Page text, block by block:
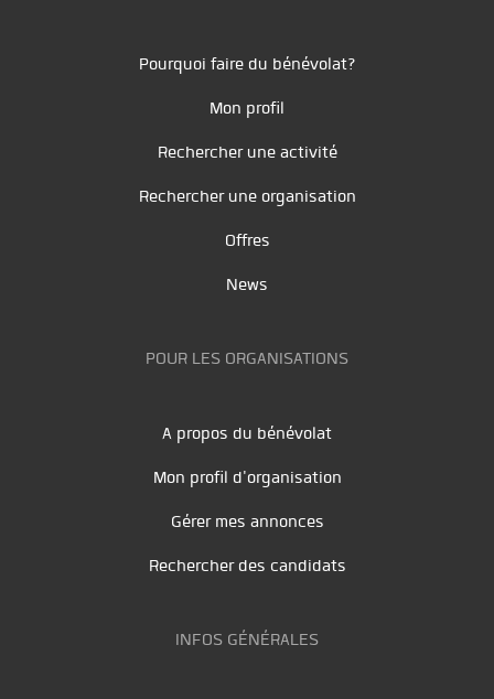
Pourquoi faire du bénévolat?
Mon profil
Rechercher une activité
Rechercher une organisation
Offres
News
POUR LES ORGANISATIONS
A propos du bénévolat
Mon profil d'organisation
Gérer mes annonces
Rechercher des candidats
INFOS GÉNÉRALES